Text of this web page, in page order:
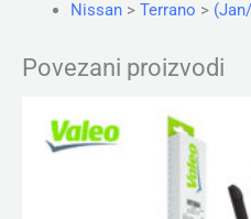
Nissan> Terrano >
Povezani proizvodi